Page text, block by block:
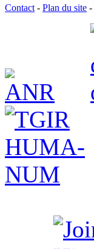
Contact - Plan du site -